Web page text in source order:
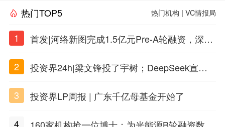
热门TOP5 热门机构 |VC情报局
1
首发|河络新图完成1.5亿元Pre-A轮融资，深耕i
2
投资界24h|梁文锋投了宇树；DeepSeek宣布
3
投资界LP周报 | 广东千亿母基金开始了
4